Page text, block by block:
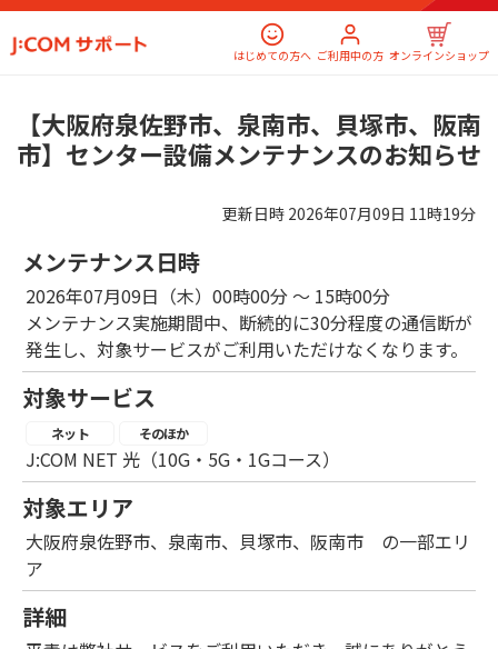
はじめての方へ ご利用中の方 オンラインショップ
【大阪府泉佐野市、泉南市、貝塚市、阪南
市】センター設備メンテナンスのお知らせ
更新日時 2026年07月09日 11時19分
メンテナンス日時
2026年07月09日（木）00時00分 ～ 15時00分
メンテナンス実施期間中、断続的に30分程度の通信断が
発生し、対象サービスがご利用いただけなくなります。
対象サービス
ネット そのほか
J:COM NET 光（10G・5G・1Gコース）
対象エリア
大阪府泉佐野市、泉南市、貝塚市、阪南市 の一部エリ
ア
詳細